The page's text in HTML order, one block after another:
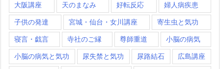
大阪講座 天のまなみ 好転反応 婦人病疾患
子供の発達 宮城・仙台・女川講座 寄生虫と気功
寝言・戯言 寺社のご縁 尊師重道 小脳の病気
小脳の病気と気功 尿失禁と気功 尿路結石 広島講座